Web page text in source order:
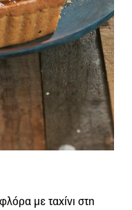
με ταχίνι στη